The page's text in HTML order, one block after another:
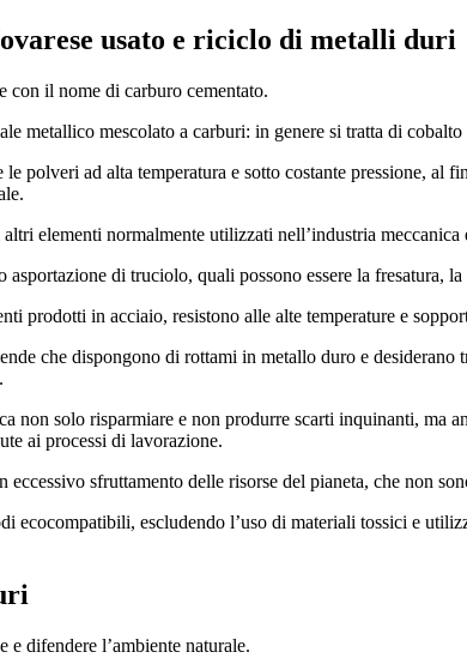
usato e riciclo di metalli duri
con il nome di carburo cementato.
metallico mescolato a carburi: in genere si tratta di
polveri ad alta temperatura e sotto costante pressione, al
elementi normalmente utilizzati nell’industria
di truciolo, quali possono essere la fresatura,
prodotti in acciaio, resistono alle alte temperature e
che dispongono di rottami in metallo duro e
solo risparmiare e non produrre scarti inquinanti, ma
ai processi di lavorazione.
sfruttamento delle risorse del pianeta, che non
ecocompatibili, escludendo l’uso di materiali tossici e
difendere l’ambiente naturale.